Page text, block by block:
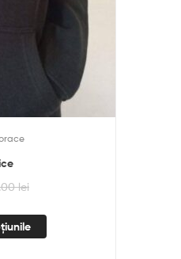
lei